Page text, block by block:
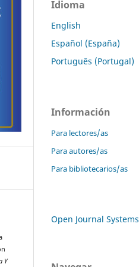
Y
Idioma
English
Español (España)
Português (Portugal)
Información
Para lectores/as
Para autores/as
Para bibliotecarios/as
Open Journal Systems